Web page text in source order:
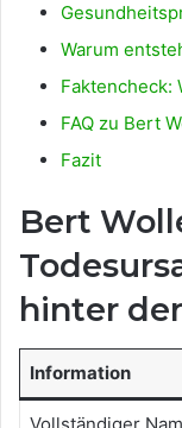
Warum
Faktencheck:
FAQ zu Bert
Fazit
Bert
hinter
Information